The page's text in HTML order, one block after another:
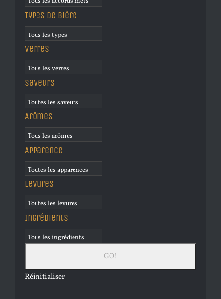
Types de bière
Verres
Saveurs
Arômes
Apparence
Levures
Ingrédients
Réinitialiser